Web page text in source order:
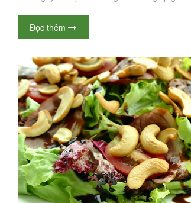
CAS Media
người nghỉ ngơi sau một năm nỗ lực làm
thả lỏng và tận...
ngon.
Đọc thêm